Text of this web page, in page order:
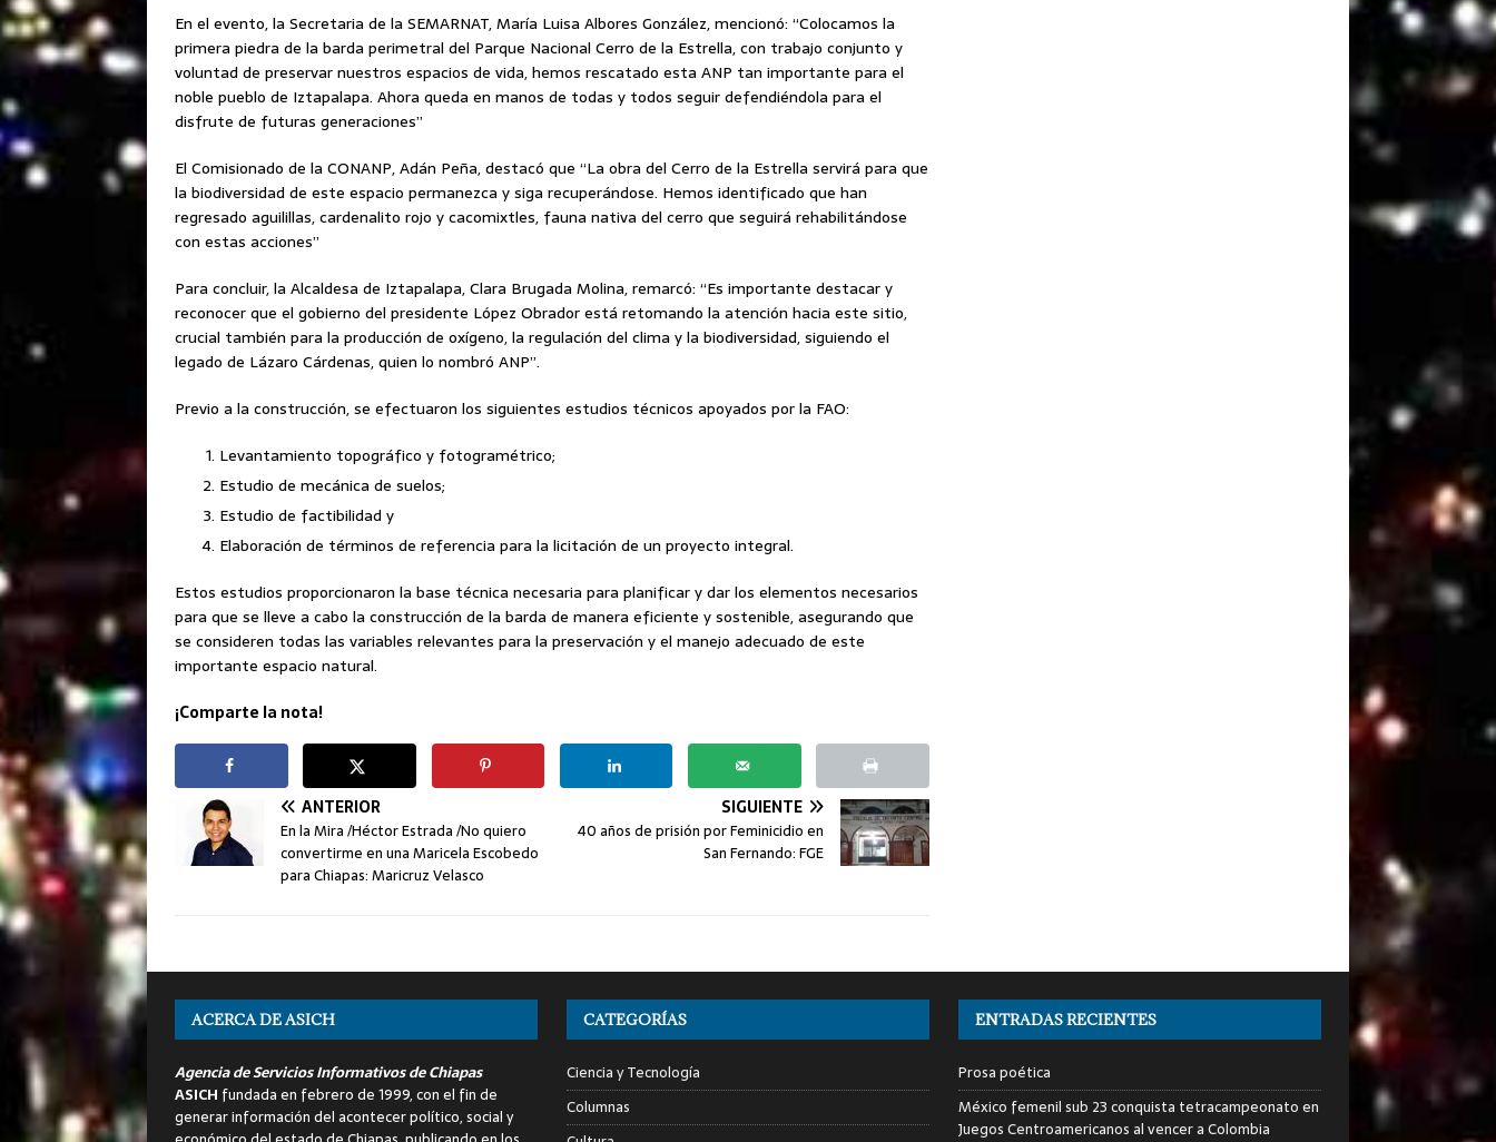
En el evento, la Secretaria de la SEMARNAT, María Luisa Albores González, mencionó: “Colocamos la
primera piedra de la barda perimetral del Parque Nacional Cerro de la Estrella, con trabajo conjunto y
voluntad de preservar nuestros espacios de vida, hemos rescatado esta ANP tan importante para el
noble pueblo de Iztapalapa. Ahora queda en manos de todas y todos seguir defendiéndola para el
disfrute de futuras generaciones”
El Comisionado de la CONANP, Adán Peña, destacó que “La obra del Cerro de la Estrella servirá para que
la biodiversidad de este espacio permanezca y siga recuperándose. Hemos identificado que han
regresado aguilillas, cardenalito rojo y cacomixtles, fauna nativa del cerro que seguirá rehabilitándose
con estas acciones”
Para concluir, la Alcaldesa de Iztapalapa, Clara Brugada Molina, remarcó: “Es importante destacar y
reconocer que el gobierno del presidente López Obrador está retomando la atención hacia este sitio,
crucial también para la producción de oxígeno, la regulación del clima y la biodiversidad, siguiendo el
legado de Lázaro Cárdenas, quien lo nombró ANP”.
Previo a la construcción, se efectuaron los siguientes estudios técnicos apoyados por la FAO:
Levantamiento topográfico y fotogramétrico;
Estudio de mecánica de suelos;
Estudio de factibilidad y
Elaboración de términos de referencia para la licitación de un proyecto integral.
Estos estudios proporcionaron la base técnica necesaria para planificar y dar los elementos necesarios
para que se lleve a cabo la construcción de la barda de manera eficiente y sostenible, asegurando que
se consideren todas las variables relevantes para la preservación y el manejo adecuado de este
importante espacio natural.
¡Comparte la nota!
ANTERIOR
En la Mira /Héctor Estrada /No quiero
convertirme en una Maricela Escobedo
para Chiapas: Maricruz Velasco
SIGUIENTE
40 años de prisión por Feminicidio en
San Fernando: FGE
ACERCA DE ASICH
Agencia de Servicios Informativos de Chiapas
ASICH fundada en febrero de 1999, con el fin de
generar información del acontecer político, social y
CATEGORÍAS
Ciencia y Tecnología
Columnas
ENTRADAS RECIENTES
Prosa poética
México femenil sub 23 conquista tetracampeonato en
Juegos Centroamericanos al vencer a Colombia